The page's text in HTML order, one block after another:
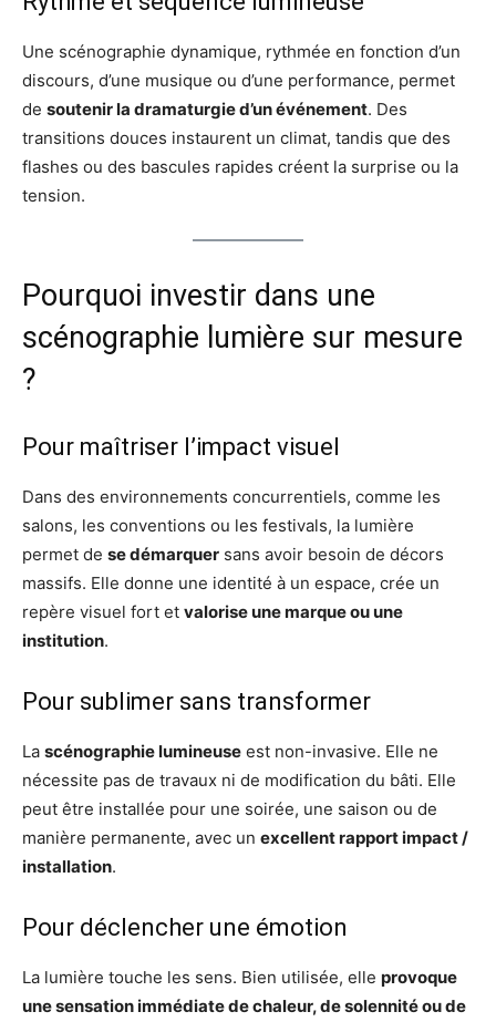
Une scénographie dynamique, rythmée en fonction d’un
discours, d’une musique ou d’une performance, permet
de soutenir la dramaturgie d’un événement. Des
transitions douces instaurent un climat, tandis que des
flashes ou des bascules rapides créent la surprise ou la
tension.
Pourquoi investir dans une
scénographie lumière sur mesure
?
Pour maîtriser l’impact visuel
Dans des environnements concurrentiels, comme les
salons, les conventions ou les festivals, la lumière
permet de se démarquer sans avoir besoin de décors
massifs. Elle donne une identité à un espace, crée un
repère visuel fort et valorise une marque ou une
institution.
Pour sublimer sans transformer
La scénographie lumineuse est non-invasive. Elle ne
nécessite pas de travaux ni de modification du bâti. Elle
peut être installée pour une soirée, une saison ou de
manière permanente, avec un excellent rapport impact /
installation.
Pour déclencher une émotion
La lumière touche les sens. Bien utilisée, elle provoque
une sensation immédiate de chaleur, de solennité ou de